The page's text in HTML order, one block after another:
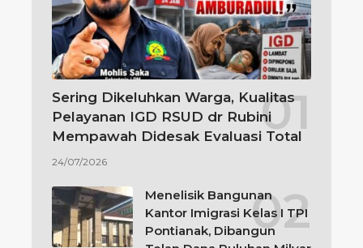
Sering Dikeluhkan Warga, Kualitas
Pelayanan IGD RSUD dr Rubini
Mempawah Didesak Evaluasi Total
24/07/2026
Menelisik Bangunan
Kantor Imigrasi Kelas I TPI
Pontianak, Dibangun